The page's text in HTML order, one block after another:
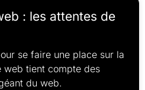
: les attentes de
se faire une place sur la
web tient compte des
du web.